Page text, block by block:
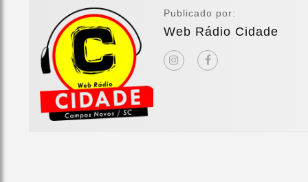
Publicado por:
Web Rádio Cidade